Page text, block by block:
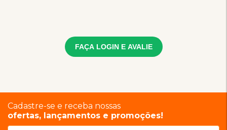
FAÇA LOGIN E AVALIE
Cadastre-se e receba nossas
ofertas, lançamentos e promoções!